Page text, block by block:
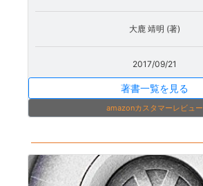
大鹿 靖明 (著)
2017/09/21
著書一覧を見る
amazonカスタマーレビュー